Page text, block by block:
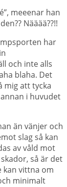
meeenar han
Nääää??!!
har
och inte alls
blaha. Det
mig att tycka
i huvudet
än vänjer och
slag så kan
av våld mot
så är det
kan vittna om
minimalt